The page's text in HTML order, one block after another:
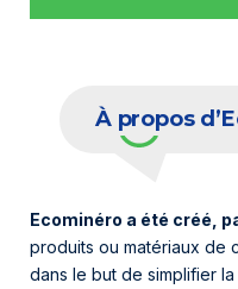
À propos
Ecominéro a été créé,
produits ou matériaux de
dans le but de simplifier